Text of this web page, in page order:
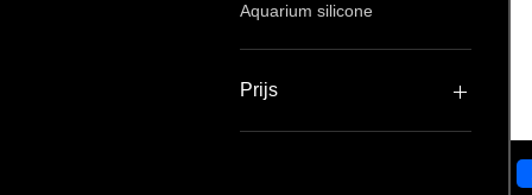
Aquarium silicone
Prijs